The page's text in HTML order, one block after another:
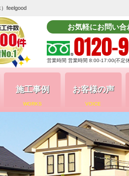
feelgood
お気軽にお問い合
0120-
営業時間 営業時間 8:00-17:00(不定
施工事例
WORKS
お客様の声
VOICE